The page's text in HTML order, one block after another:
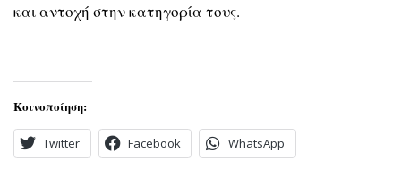
και αντοχή στην κατηγορία τους.
Κοινοποίηση:
Twitter Facebook WhatsApp